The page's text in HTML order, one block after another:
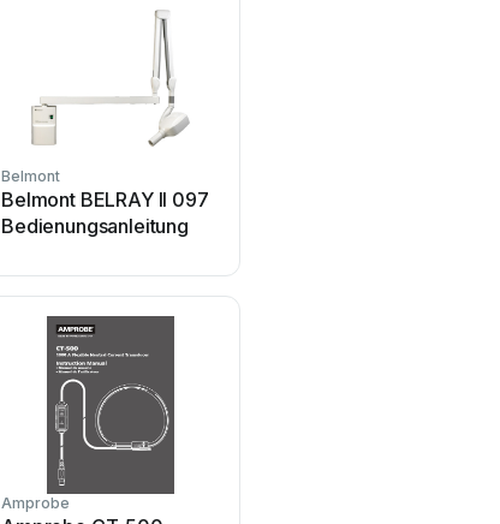
Belmont
Belmont BELRAY II 097
Bedienungsanleitung
Amprobe